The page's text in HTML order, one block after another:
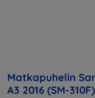
Matkapuhelin
A3 2016 (SM-